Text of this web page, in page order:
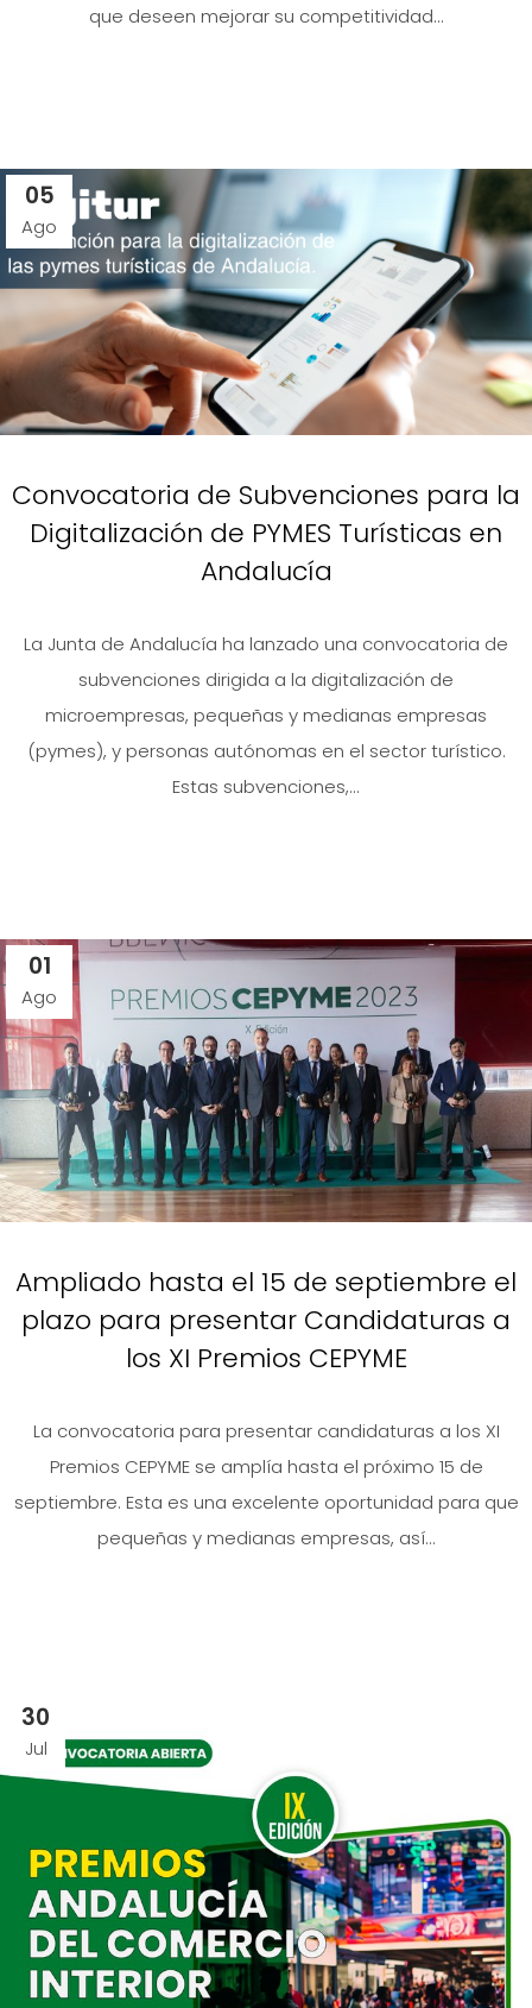
que deseen mejorar su competitividad...
05
Ago
Convocatoria de Subvenciones para la
Digitalización de PYMES Turísticas en
Andalucía
La Junta de Andalucía ha lanzado una convocatoria de
subvenciones dirigida a la digitalización de
microempresas, pequeñas y medianas empresas
(pymes), y personas autónomas en el sector turístico.
Estas subvenciones,...
01
Ago
Ampliado hasta el 15 de septiembre el
plazo para presentar Candidaturas a
los XI Premios CEPYME
La convocatoria para presentar candidaturas a los XI
Premios CEPYME se amplía hasta el próximo 15 de
septiembre. Esta es una excelente oportunidad para que
pequeñas y medianas empresas, así...
30
Jul